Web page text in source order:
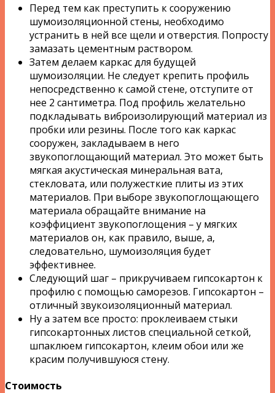
Перед тем как преступить к сооружению
шумоизоляционной стены, необходимо
устранить в ней все щели и отверстия. Попросту
замазать цементным раствором.
Затем делаем каркас для будущей
шумоизоляции. Не следует крепить профиль
непосредственно к самой стене, отступите от
нее 2 сантиметра. Под профиль желательно
подкладывать виброизолирующий материал из
пробки или резины. После того как каркас
сооружен, закладываем в него
звукопоглощающий материал. Это может быть
мягкая акустическая минеральная вата,
стекловата, или полужесткие плиты из этих
материалов. При выборе звукопоглощающего
материала обращайте внимание на
коэффициент звукопоглощения – у мягких
материалов он, как правило, выше, а,
следовательно, шумоизоляция будет
эффективнее.
Следующий шаг – прикручиваем гипсокартон к
профилю с помощью саморезов. Гипсокартон –
отличный звукоизоляционный материал.
Ну а затем все просто: проклеиваем стыки
гипсокартонных листов специальной сеткой,
шпаклюем гипсокартон, клеим обои или же
красим получившуюся стену.
Стоимость